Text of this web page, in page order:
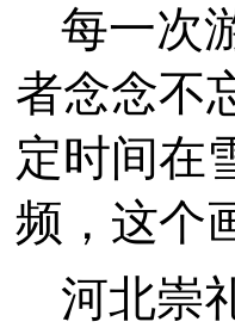
每一次
者念念不
定时间在
频，这个
河北崇